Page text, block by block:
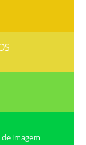
imagem